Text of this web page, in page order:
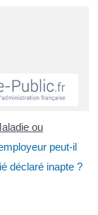
ou
peut-il
déclaré inapte ?